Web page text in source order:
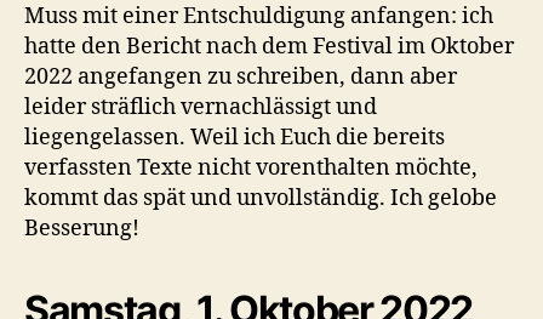
Muss mit einer Entschuldigung anfangen: ich
hatte den Bericht nach dem Festival im Oktober
2022 angefangen zu schreiben, dann aber
leider sträflich vernachlässigt und
liegengelassen. Weil ich Euch die bereits
verfassten Texte nicht vorenthalten möchte,
kommt das spät und unvollständig. Ich gelobe
Besserung!
Samstag, 1. Oktober 2022